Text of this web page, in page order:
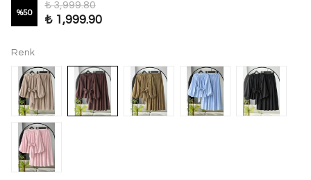
%50
₺ 3,999.80
₺ 1,999.90
Renk